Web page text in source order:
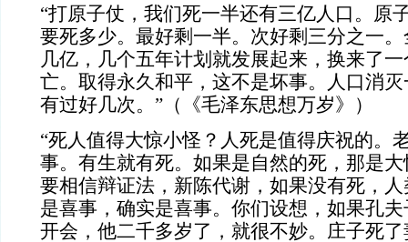
“打原子仗，我们死一半还有三亿人口。原
要死多少。最好剩一半。次好剩三分之一
几亿，几个五年计划就发展起来，换来了
亡。取得永久和平，这不是坏事。人口消
有过好几次。”（《毛泽东思想万岁》）
“死人值得大惊小怪？人死是值得庆祝的。
事。有生就有死。如果是自然的死，那是
要相信辩证法，新陈代谢，如果没有死，
是喜事，确实是喜事。你们设想，如果孔
开会，他二千多岁了，就很不妙。庄子死